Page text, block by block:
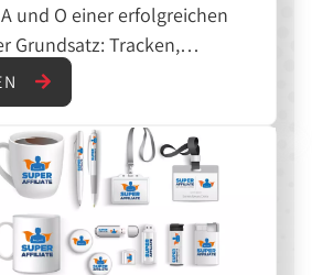
und O einer erfolgreichen
Grundsatz: Tracken,
SubID-Tracking ist
dabei einfache Methode,
wird. Was sie bringt und
das schauen wir uns in